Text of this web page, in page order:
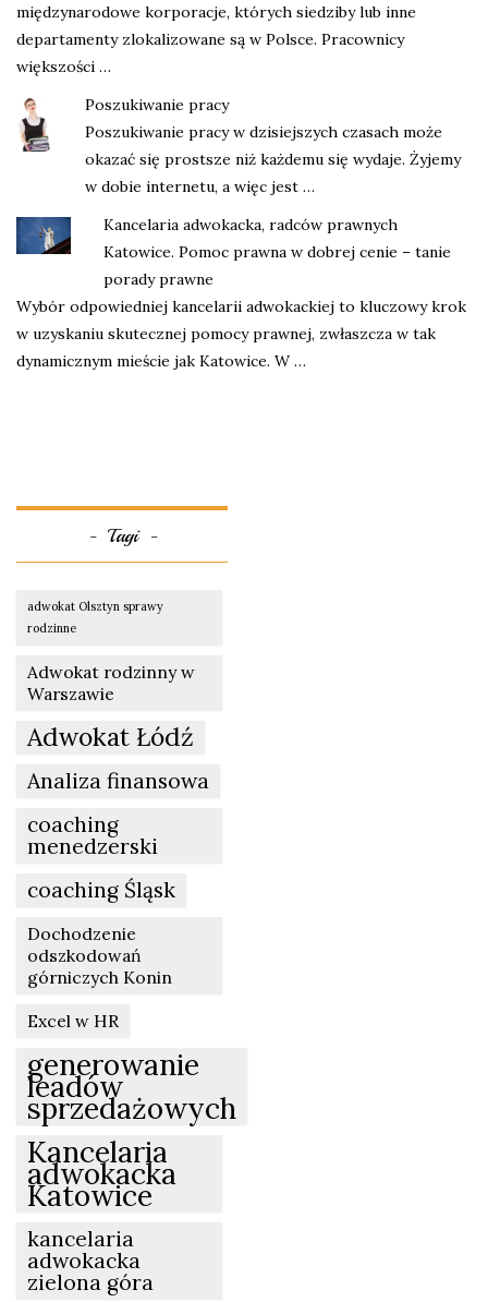
międzynarodowe korporacje, których siedziby lub inne
departamenty zlokalizowane są w Polsce. Pracownicy
większości …
Poszukiwanie pracy
Poszukiwanie pracy w dzisiejszych czasach może
okazać się prostsze niż każdemu się wydaje. Żyjemy
w dobie internetu, a więc jest …
Kancelaria adwokacka, radców prawnych
Katowice. Pomoc prawna w dobrej cenie – tanie
porady prawne
Wybór odpowiedniej kancelarii adwokackiej to kluczowy krok
w uzyskaniu skutecznej pomocy prawnej, zwłaszcza w tak
dynamicznym mieście jak Katowice. W …
Tagi
adwokat Olsztyn sprawy
rodzinne
Adwokat rodzinny w
Warszawie
Adwokat Łódź
Analiza finansowa
coaching
menedzerski
coaching Śląsk
Dochodzenie
odszkodowań
górniczych Konin
Excel w HR
generowanie
leadów
sprzedażowych
Kancelaria
adwokacka
Katowice
kancelaria
adwokacka
zielona góra